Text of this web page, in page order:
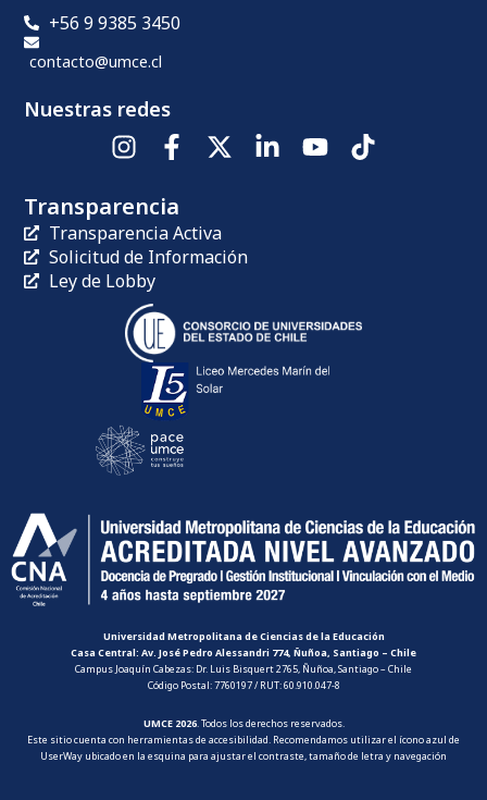
+56 9 9385 3450
contacto@umce.cl
Nuestras redes
Transparencia
Transparencia Activa
Solicitud de Información
Ley de Lobby
Universidad Metropolitana de Ciencias de la Educación
Casa Central: Av. José Pedro Alessandri 774, Ñuñoa, Santiago – Chile
Campus Joaquín Cabezas: Dr. Luis Bisquert 2765, Ñuñoa, Santiago – Chile
Código Postal: 7760197 / RUT: 60.910.047-8
UMCE 2026. Todos los derechos reservados.
Este sitio cuenta con herramientas de accesibilidad. Recomendamos utilizar el ícono azul de
UserWay ubicado en la esquina para ajustar el contraste, tamaño de letra y navegación